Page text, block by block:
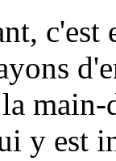
c'est
main-
y est